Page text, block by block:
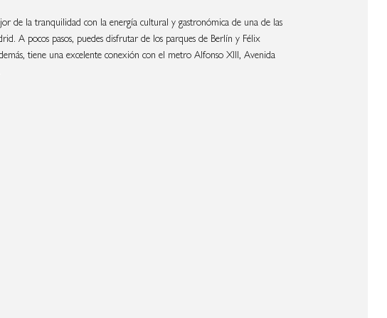
de la tranquilidad con la energía cultural y gastronómica de una de las
A pocos pasos, puedes disfrutar de los parques de Berlín y Félix
tiene una excelente conexión con el metro Alfonso XIII, Avenida